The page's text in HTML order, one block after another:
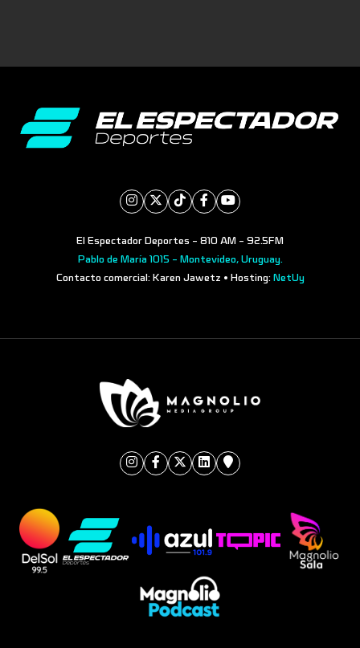
El Espectador Deportes - 810 AM - 92.5FM
Pablo de María 1015 - Montevideo, Uruguay.
Contacto comercial: Karen Jawetz • Hosting: NetUy